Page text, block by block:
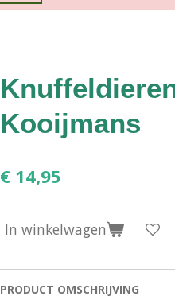
Kooijmans
€ 14,95
In winkelwagen
PRODUCT OMSCHRIJVING